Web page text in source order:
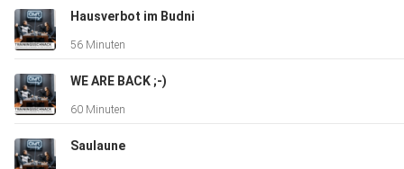
Hausverbot im Budni
56 Minuten
WE ARE BACK ;-)
60 Minuten
Saulaune